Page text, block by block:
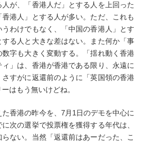
人が、「香港人だ」とする人を上回った
港人」とする人が多い。ただ、これも
わけでもなく、「中国の香港人」とす
する人と大きな差はない。また何か「事
字も大きく変動する。「揺れ動く香港
ィ」は、香港が香港である限り、永遠に
すがに返還前のように「英国領の香港
はもう無いけどね。
香港の昨今を、7月1日のデモを中心に
次の選挙で投票権を獲得する年代は、
ない。当然「返還前はあーだった、こ